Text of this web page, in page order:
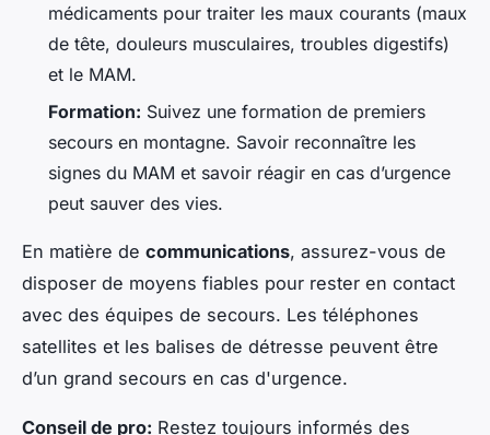
médicaments pour traiter les maux courants (maux
de tête, douleurs musculaires, troubles digestifs)
et le MAM.
Formation: Suivez une formation de premiers
secours en montagne. Savoir reconnaître les
signes du MAM et savoir réagir en cas d’urgence
peut sauver des vies.
En matière de communications, assurez-vous de
disposer de moyens fiables pour rester en contact
avec des équipes de secours. Les téléphones
satellites et les balises de détresse peuvent être
d’un grand secours en cas d'urgence.
Conseil de pro: Restez toujours informés des